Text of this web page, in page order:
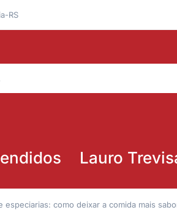
RS
Lauro
especiarias: como deixar a comida mais